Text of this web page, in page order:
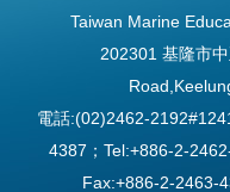
Taiwan Marine
202301 基隆市
電話:(02)2462-
4387；Tel:+886-2-
Fax:+886-2-2463-